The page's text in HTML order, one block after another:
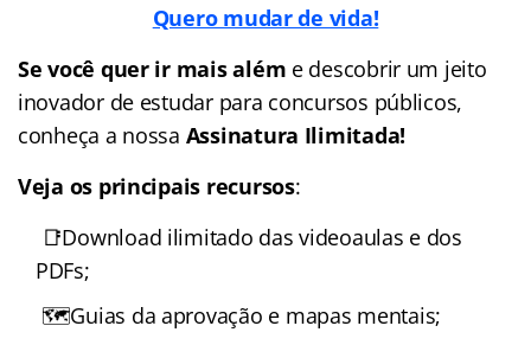
Quero mudar de vida!
Se você quer ir mais além e descobrir um jeito
inovador de estudar para concursos públicos,
conheça a nossa Assinatura Ilimitada!
Veja os principais recursos:
📑Download ilimitado das videoaulas e dos
PDFs;
🗺️Guias da aprovação e mapas mentais;